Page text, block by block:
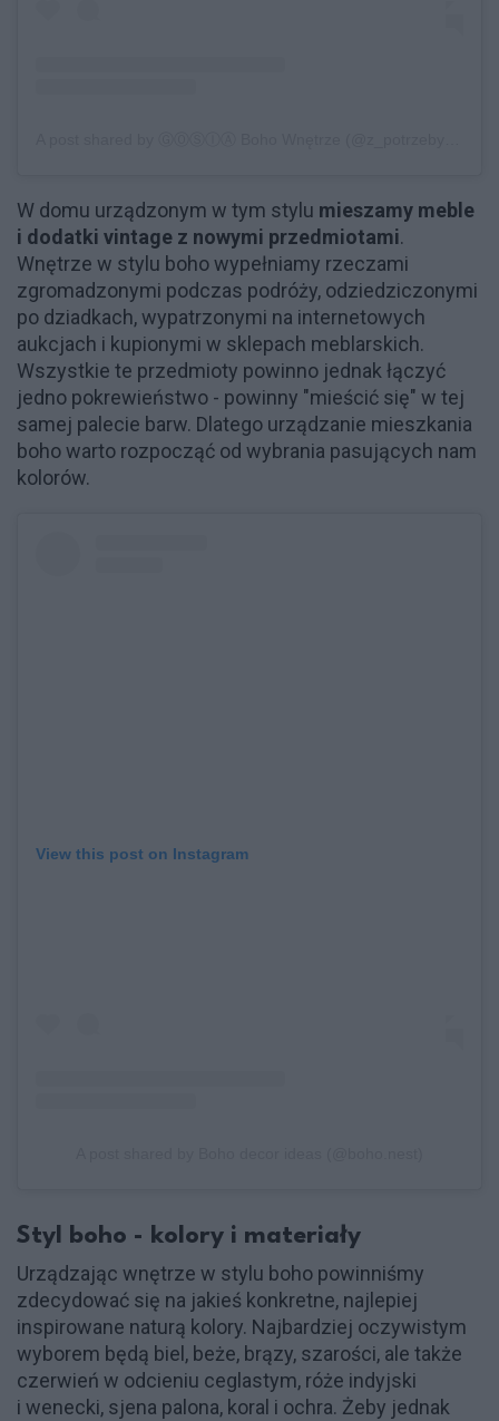
W domu urządzonym w tym stylu mieszamy meble
i dodatki vintage z nowymi przedmiotami.
Wnętrze w stylu boho wypełniamy rzeczami
zgromadzonymi podczas podróży, odziedziczonymi
po dziadkach, wypatrzonymi na internetowych
aukcjach i kupionymi w sklepach meblarskich.
Wszystkie te przedmioty powinno jednak łączyć
jedno pokrewieństwo - powinny "mieścić się" w tej
samej palecie barw. Dlatego urządzanie mieszkania
boho warto rozpocząć od wybrania pasujących nam
kolorów.
View this post on Instagram
Styl boho - kolory i materiały
Urządzając wnętrze w stylu boho powinniśmy
zdecydować się na jakieś konkretne, najlepiej
inspirowane naturą kolory. Najbardziej oczywistym
wyborem będą biel, beże, brązy, szarości, ale także
czerwień w odcieniu ceglastym, róże indyjski
i wenecki, sjena palona, koral i ochra. Żeby jednak